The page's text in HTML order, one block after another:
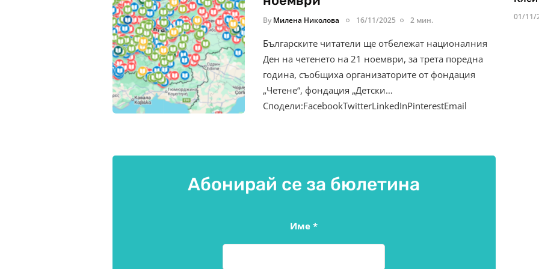
By Милена Николова 16/11/2025 2 мин.
Българските читатели ще отбележат националния
Ден на четенето на 21 ноември, за трета поредна
година, съобщиха организаторите от фондация
„Четене“, фондация „Детски…
Сподели:FacebookTwitterLinkedInPinterestEmail
Абонирай се за бюлетина
Име*
01/11/